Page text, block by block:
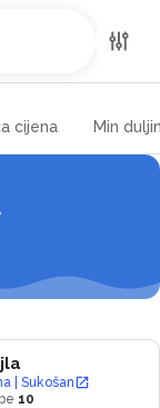
u
cijena Min
| Sukošan
10